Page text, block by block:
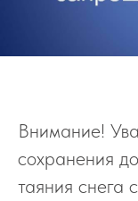
Внимание!
сохранения
таяния снега